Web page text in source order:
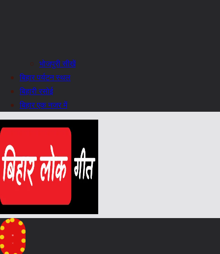
भोजपुरी सीखें
बिहार पर्यटन स्थल
बिहारी रसोई
बिहार एक नजर में